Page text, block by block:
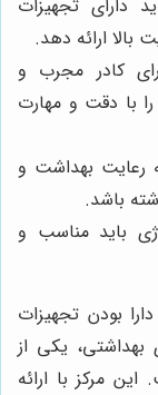
دارای تجهیزات
بالا ارائه دهد.
کادر مجرب و
با دقت و مهارت
رعایت بهداشت و
باشد.
باید مناسب و
دارا بودن تجهیزات
بهداشتی، یکی از
این مرکز با ارائه